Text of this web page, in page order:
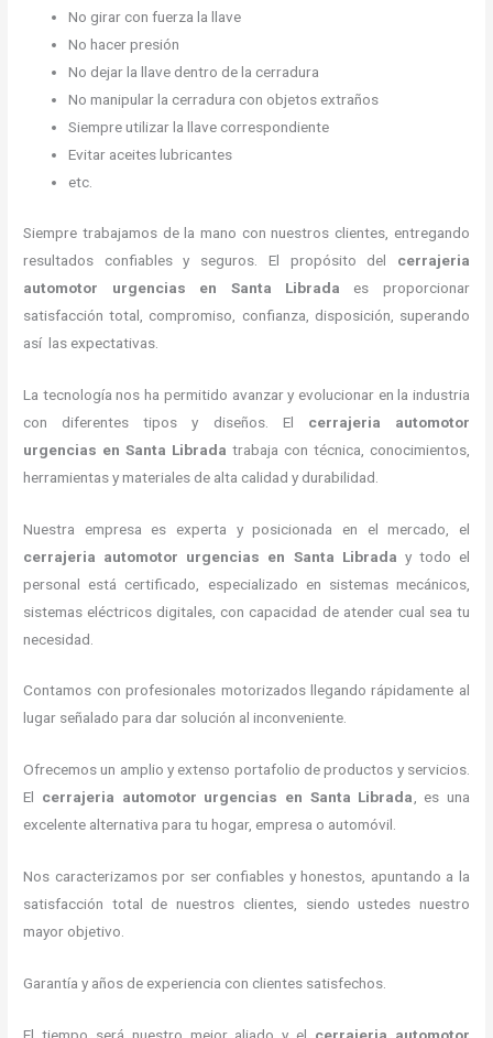
No girar con fuerza la llave
No hacer presión
No dejar la llave dentro de la cerradura
No manipular la cerradura con objetos extraños
Siempre utilizar la llave correspondiente
Evitar aceites lubricantes
etc.
Siempre trabajamos de la mano con nuestros clientes, entregando
resultados confiables y seguros. El propósito del cerrajeria
automotor urgencias en Santa Librada es proporcionar
satisfacción total, compromiso, confianza, disposición, superando
así las expectativas.
La tecnología nos ha permitido avanzar y evolucionar en la industria
con diferentes tipos y diseños. El cerrajeria automotor
urgencias en Santa Librada trabaja con técnica, conocimientos,
herramientas y materiales de alta calidad y durabilidad.
Nuestra empresa es experta y posicionada en el mercado, el
cerrajeria automotor urgencias en Santa Librada y todo el
personal está certificado, especializado en sistemas mecánicos,
sistemas eléctricos digitales, con capacidad de atender cual sea tu
necesidad.
Contamos con profesionales motorizados llegando rápidamente al
lugar señalado para dar solución al inconveniente.
Ofrecemos un amplio y extenso portafolio de productos y servicios.
El cerrajeria automotor urgencias en Santa Librada, es una
excelente alternativa para tu hogar, empresa o automóvil.
Nos caracterizamos por ser confiables y honestos, apuntando a la
satisfacción total de nuestros clientes, siendo ustedes nuestro
mayor objetivo.
Garantía y años de experiencia con clientes satisfechos.